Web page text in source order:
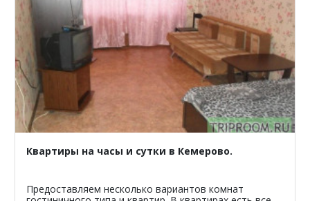
Квартиры на часы и сутки в Кемерово.
Предоставляем несколько вариантов комнат